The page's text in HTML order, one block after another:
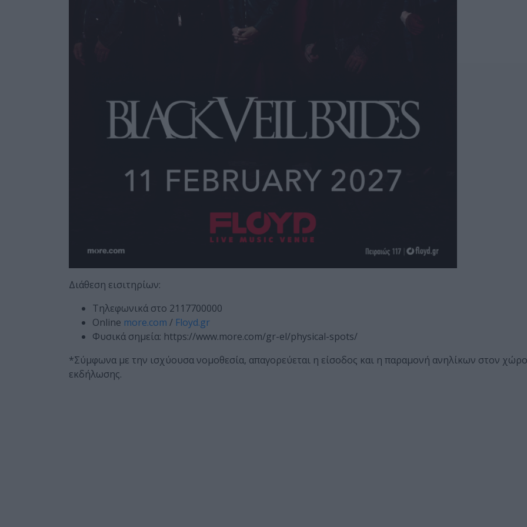
Διάθεση εισιτηρίων:
Τηλεφωνικά στο 2117700000
Online more.com / Floyd.gr
Φυσικά σημεία: https://www.more.com/gr-el/physical-spots/
*Σύμφωνα με την ισχύουσα νομοθεσία, απαγορεύεται η είσοδος και η παραμονή ανηλίκων στον
εκδήλωσης.